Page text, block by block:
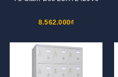
8.562.000₫